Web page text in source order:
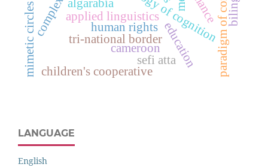
applied linguistics
algarabía
human rights education
tri-national border
cameroon
sefi atta
mimetic circles children's cooperative
LANGUAGE
English